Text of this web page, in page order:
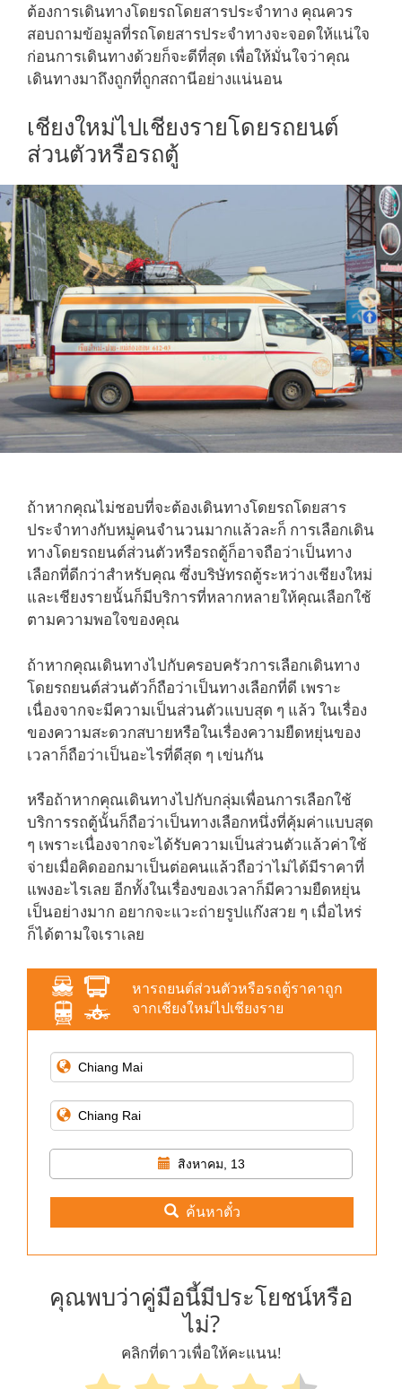
ต้องการเดินทางโดยรถโดยสารประจำทาง คุณควร
สอบถามข้อมูลที่รถโดยสารประจำทางจะจอดให้แน่ใจ
ก่อนการเดินทางด้วยก็จะดีที่สุด เพื่อให้มั่นใจว่าคุณ
เดินทางมาถึงถูกที่ถูกสถานีอย่างแน่นอน
เชียงใหม่ไปเชียงรายโดยรถยนต์
ส่วนตัวหรือรถตู้
ถ้าหากคุณไม่ชอบที่จะต้องเดินทางโดยรถโดยสาร
ประจำทางกับหมู่คนจำนวนมากแล้วละก็ การเลือกเดิน
ทางโดยรถยนต์ส่วนตัวหรือรถตู้ก็อาจถือว่าเป็นทาง
เลือกที่ดีกว่าสำหรับคุณ ซึ่งบริษัทรถตู้ระหว่างเชียงใหม่
และเชียงรายนั้นก็มีบริการที่หลากหลายให้คุณเลือกใช้
ตามความพอใจของคุณ
ถ้าหากคุณเดินทางไปกับครอบครัวการเลือกเดินทาง
โดยรถยนต์ส่วนตัวก็ถือว่าเป็นทางเลือกที่ดี เพราะ
เนื่องจากจะมีความเป็นส่วนตัวแบบสุด ๆ แล้ว ในเรื่อง
ของความสะดวกสบายหรือในเรื่องความยืดหยุ่นของ
เวลาก็ถือว่าเป็นอะไรที่ดีสุด ๆ เข่นกัน
หรือถ้าหากคุณเดินทางไปกับกลุ่มเพื่อนการเลือกใช้
บริการรถตู้นั้นก็ถือว่าเป็นทางเลือกหนึ่งที่คุ้มค่าแบบสุด
ๆ เพราะเนื่องจากจะได้รับความเป็นส่วนตัวแล้วค่าใช้
จ่ายเมื่อคิดออกมาเป็นต่อคนแล้วถือว่าไม่ได้มีราคาที่
แพงอะไรเลย อีกทั้งในเรื่องของเวลาก็มีความยืดหยุ่น
เป็นอย่างมาก อยากจะแวะถ่ายรูปแก๊งสวย ๆ เมื่อไหร่
ก็ได้ตามใจเราเลย
หารถยนต์ส่วนตัวหรือรถตู้ราคาถูก
จากเชียงใหม่ไปเชียงราย
สิงหาคม, 13
ค้นหาตั๋ว
คุณพบว่าคู่มือนี้มีประโยชน์หรือ
ไม่?
คลิกที่ดาวเพื่อให้คะแนน!